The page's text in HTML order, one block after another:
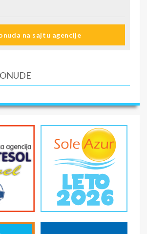
na sajtu agencije